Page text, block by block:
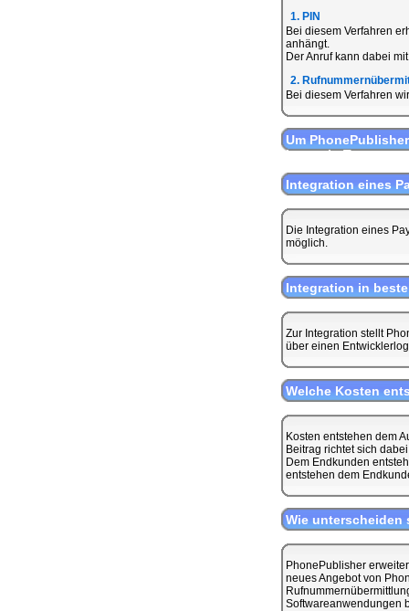
1. PIN
Bei diesem Verfahren
anhängt.
Der Anruf kann dabei
2.
Bei diesem Verfahren
Um
kann ein
Integration eines
Die Integration eines
möglich.
Integration in
Zur Integration stellt
über einen
Welche Kosten
Kosten entstehen dem
Beitrag richtet sich
Dem Endkunden
entstehen dem
Wie unterscheiden
PhonePublisher
neues Angebot von
Softwareanwendungen